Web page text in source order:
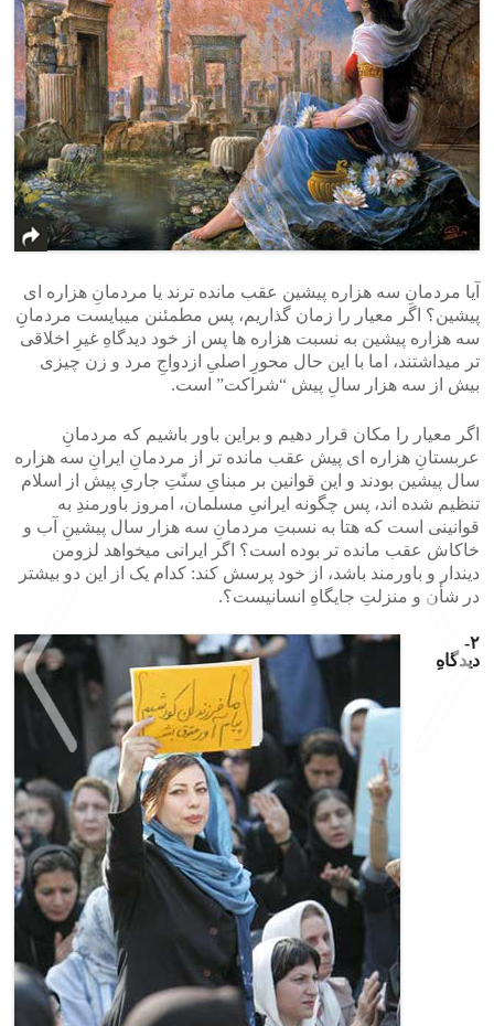
آیا مردمانِ سه هزاره پیشین عقب مانده ترند یا مردمانِ هزاره ای
پیشین؟ اگر معیار را زمان گذاریم، پس مطمئنن میبایست مردمانِ
سه هزاره پیشین به نسبت هزاره ها پس از خود دیدگاهِ غیرِ اخلاقی
تر میداشتند، اما با این حال محورِ اصلیِ ازدواجِ مرد و زن چیزی
بیش از سه هزار سالِ پیش “شراکت” است.
اگر معیار را مکان قرار دهیم و براین باور باشیم که مردمانِ
عربستانِ هزاره ای پیش عقب مانده تر از مردمانِ ایرانِ سه هزاره
سال پیشین بودند و این قوانین بر مبنایِ سنّتِ جاریِ پیش از اسلام
تنظیم شده اند، پس چگونه ایرانیِ مسلمان، امروز باورمندِ به
قوانینی است که هتا به نسبتِ مردمانِ سه هزار سال پیشینِ آب و
خاکاش عقب مانده تر بوده است؟ اگر ایرانی میخواهد لزومن
دیندار و باورمند باشد، از خود پرسش کند: کدام یک از این دو بیشتر
در شأن و منزلتِ جایگاهِ انسانیست؟.
۲-
دیدگاهِ
>